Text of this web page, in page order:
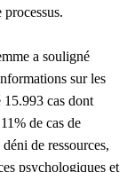
a souligné
sur les
cas dont
de cas de
de ressources,
psychologiques et